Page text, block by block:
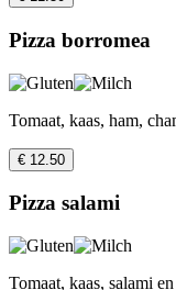
Pizza borromea
Tomaat, kaas, ham,
€ 12.50
Pizza salami
Tomaat, kaas, salami